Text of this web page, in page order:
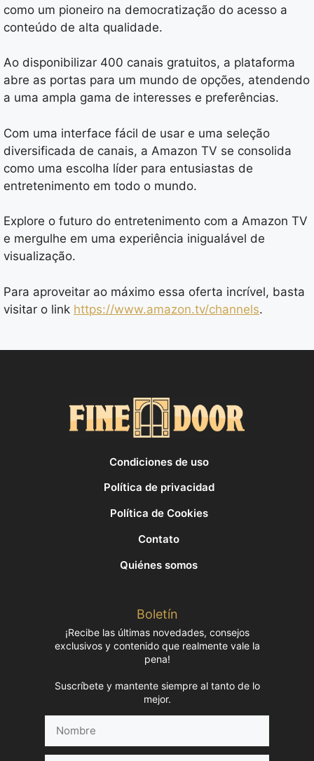
como um pioneiro na democratização do acesso a
conteúdo de alta qualidade.
Ao disponibilizar 400 canais gratuitos, a plataforma
abre as portas para um mundo de opções, atendendo
a uma ampla gama de interesses e preferências.
Com uma interface fácil de usar e uma seleção
diversificada de canais, a Amazon TV se consolida
como uma escolha líder para entusiastas de
entretenimento em todo o mundo.
Explore o futuro do entretenimento com a Amazon TV
e mergulhe em uma experiência inigualável de
visualização.
Para aproveitar ao máximo essa oferta incrível, basta
visitar o link https://www.amazon.tv/channels.
Condiciones de uso
Política de privacidad
Política de Cookies
Contato
Quiénes somos
Boletín
¡Recibe las últimas novedades, consejos
exclusivos y contenido que realmente vale la
pena!
Suscríbete y mantente siempre al tanto de lo
mejor.